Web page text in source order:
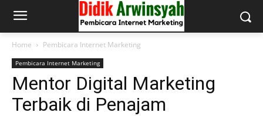
Home Pembicara Internet Marketing
Pembicara Internet Marketing
Mentor Digital Marketing
Terbaik di Penajam